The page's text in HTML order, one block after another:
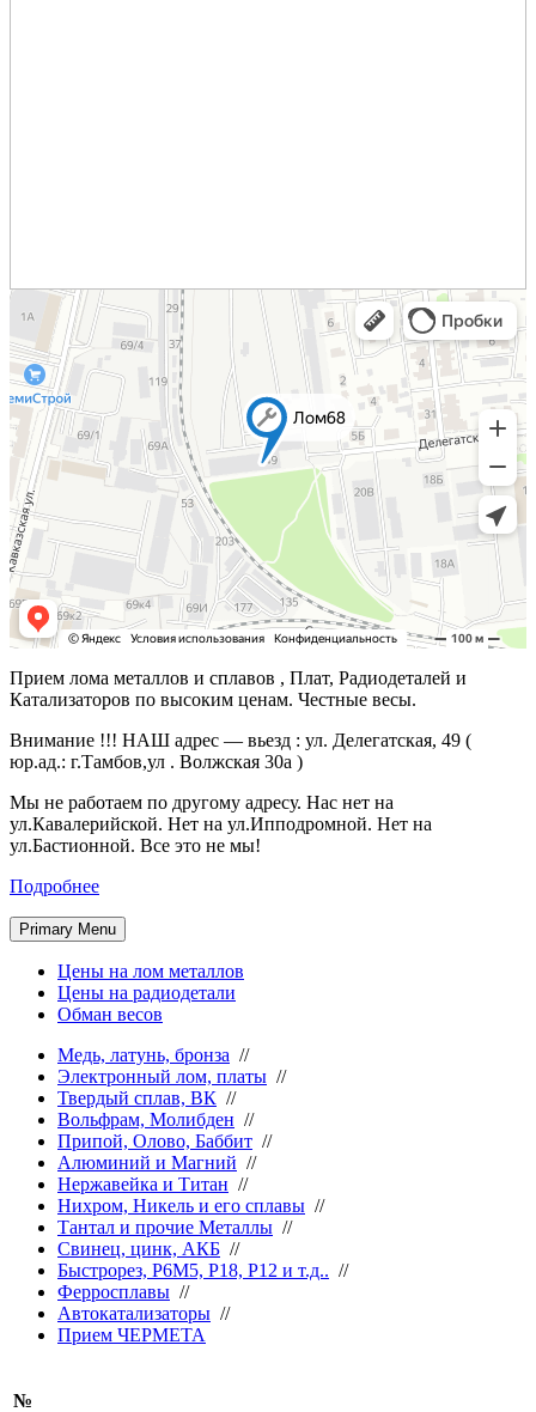
Прием лома металлов и сплавов , Плат, Радиодеталей и
Катализаторов по высоким ценам. Честные весы.
Внимание !!! НАШ адрес — вьезд : ул. Делегатская, 49 (
юр.ад.: г.Тамбов,ул . Волжская 30а )
Мы не работаем по другому адресу. Нас нет на
ул.Кавалерийской. Нет на ул.Ипподромной. Нет на
ул.Бастионной. Все это не мы!
Подробнее
Primary Menu
Цены на лом металлов
Цены на радиодетали
Обман весов
Медь, латунь, бронза //
Электронный лом, платы //
Твердый сплав, ВК //
Вольфрам, Молибден //
Припой, Олово, Баббит //
Алюминий и Магний //
Нержавейка и Титан //
Нихром, Никель и его сплавы //
Тантал и прочие Металлы //
Свинец, цинк, АКБ //
Быстрорез, Р6М5, Р18, Р12 и т.д.. //
Ферросплавы //
Автокатализаторы //
Прием ЧЕРМЕТА
№